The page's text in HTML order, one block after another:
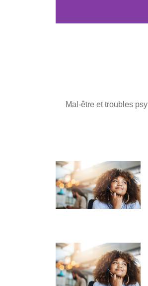
Mal-être et troubles psy